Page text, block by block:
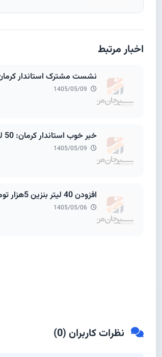
اخبار مرتبط
نشست مشترک استاندار کرمان با معاون وزیر
خبر خوب استاندار کرمان: 50 لیتر بنزین برای کرمانی ها اضافه می شود
افزودن 40 لیتر بنزین 5هزار تومانی به کارت سوخت کرمانی ها
نظرات کاربران (0
)